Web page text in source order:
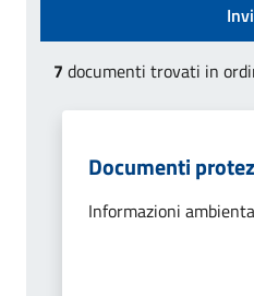
7 documenti trovati in
Documenti
Informazioni